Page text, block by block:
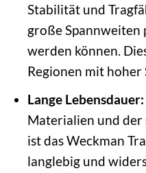
Stabilität und
große
werden können.
Regionen mit hoher
Lange Lebensdauer:
Materialien und
ist das Weckman
langlebig und